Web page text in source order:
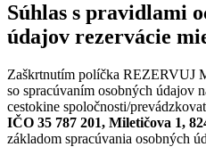
Súhlas s pravidlami
údajov rezervácie
Zaškrtnutím políčka REZERVUJ
so spracúvaním osobných údajov
cestokine spoločnosti/
IČO 35 787 201, Miletičova 1,
základom spracúvania osobných